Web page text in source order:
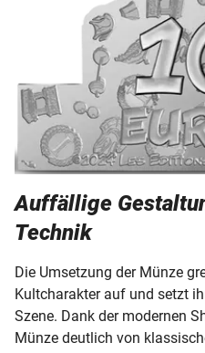
Auffällige
Technik
Die Umsetzung der Münze
Kultcharakter auf und setzt
Szene. Dank der modernen
Münze deutlich von